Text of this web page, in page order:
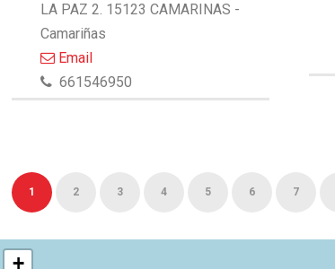
LA PAZ 2. 15123 CAMARINAS -
Camariñas
Email
661546950
1 2 3 4 5 6 7
+